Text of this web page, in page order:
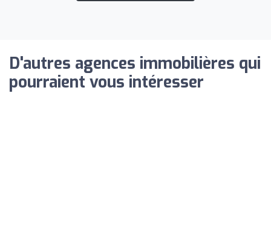
D'autres agences immobilières qui
pourraient vous intéresser